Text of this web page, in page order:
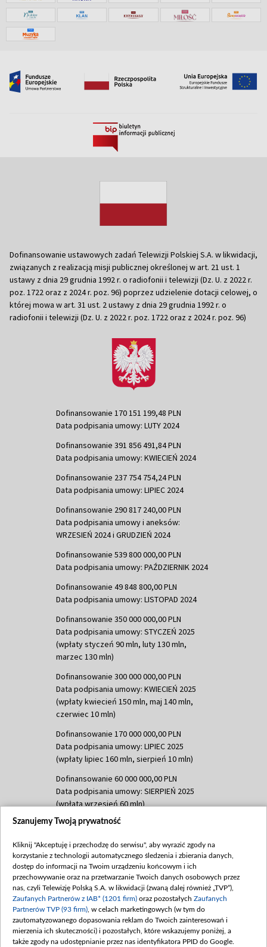
Dofinansowanie ustawowych zadań Telewizji Polskiej S.A. w likwidacji,
związanych z realizacją misji publicznej określonej w art. 21 ust. 1
ustawy z dnia 29 grudnia 1992 r. o radiofonii i telewizji (Dz. U. z 2022 r.
poz. 1722 oraz z 2024 r. poz. 96) poprzez udzielenie dotacji celowej, o
której mowa w art. 31 ust. 2 ustawy z dnia 29 grudnia 1992 r. o
radiofonii i telewizji (Dz. U. z 2022 r. poz. 1722 oraz z 2024 r. poz. 96)
Dofinansowanie 170 151 199,48 PLN
Data podpisania umowy: LUTY 2024
Dofinansowanie 391 856 491,84 PLN
Data podpisania umowy: KWIECIEŃ 2024
Dofinansowanie 237 754 754,24 PLN
Data podpisania umowy: LIPIEC 2024
Dofinansowanie 290 817 240,00 PLN
Data podpisania umowy i aneksów:
WRZESIEŃ 2024 i GRUDZIEŃ 2024
Dofinansowanie 539 800 000,00 PLN
Data podpisania umowy: PAŹDZIERNIK 2024
Dofinansowanie 49 848 800,00 PLN
Data podpisania umowy: LISTOPAD 2024
Dofinansowanie 350 000 000,00 PLN
Data podpisania umowy: STYCZEŃ 2025
(wpłaty styczeń 90 mln, luty 130 mln,
marzec 130 mln)
Dofinansowanie 300 000 000,00 PLN
Data podpisania umowy: KWIECIEŃ 2025
(wpłaty kwiecień 150 mln, maj 140 mln,
czerwiec 10 mln)
Dofinansowanie 170 000 000,00 PLN
Data podpisania umowy: LIPIEC 2025
(wpłaty lipiec 160 mln, sierpień 10 mln)
Dofinansowanie 60 000 000,00 PLN
Data podpisania umowy: SIERPIEŃ 2025
(wpłata wrzesień 60 mln)
Dofinansowanie 635 783 051,21 PLN
(wpłata wrzesień 100 mln, październik 350
mln, listopad 265 mln)
Dofinansowanie 48 862 000,00 PLN
Data podpisania umowy: GRUDZIEŃ 2025
(wpłata grudzień 60,548 mln)
Dofinansowanie 900 000 000,00 PLN
Data podpisania umowy: LUTY 2026 (wpłata
Szanujemy Twoją prywatność
Kliknij "Akceptuję i przechodzę do serwisu", aby wyrazić zgody na
korzystanie z technologii automatycznego śledzenia i zbierania danych,
dostęp do informacji na Twoim urządzeniu końcowym i ich
przechowywanie oraz na przetwarzanie Twoich danych osobowych przez
nas, czyli Telewizję Polską S.A. w likwidacji (zwaną dalej również „TVP”),
Zaufanych Partnerów z IAB* (1201 firm) oraz pozostałych Zaufanych
Partnerów TVP (93 firm) , w celach marketingowych (w tym do
zautomatyzowanego dopasowania reklam do Twoich zainteresowań i
mierzenia ich skuteczności) i pozostałych, które wskazujemy poniżej, a
także zgody na udostępnianie przez nas identyfikatora PPID do Google.